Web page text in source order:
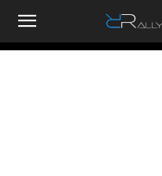
RallyandRaces.com